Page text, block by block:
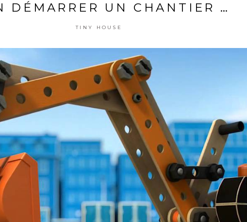
DÉMARRER UN CHANTIER …
TINY HOUSE